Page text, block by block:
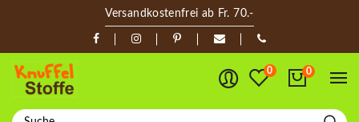
Versandkostenfrei ab Fr. 70.-
0 0